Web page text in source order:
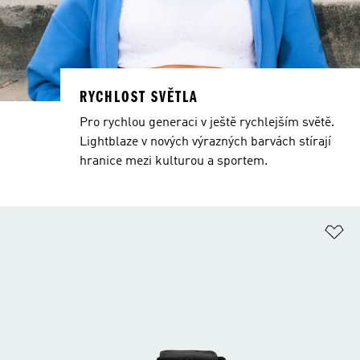
RYCHLOST SVĚTLA
Pro rychlou generaci v ještě rychlejším světě.
Lightblaze v nových výrazných barvách stírají
hranice mezi kulturou a sportem.